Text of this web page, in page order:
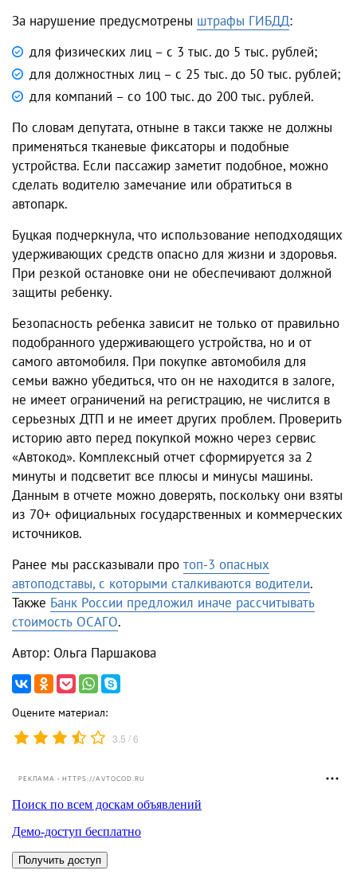
За нарушение предусмотрены штрафы ГИБДД:
для физических лиц – с 3 тыс. до 5 тыс. рублей;
для должностных лиц – с 25 тыс. до 50 тыс. рублей;
для компаний – со 100 тыс. до 200 тыс. рублей.
По словам депутата, отныне в такси также не должны
применяться тканевые фиксаторы и подобные
устройства. Если пассажир заметит подобное, можно
сделать водителю замечание или обратиться в
автопарк.
Буцкая подчеркнула, что использование неподходящих
удерживающих средств опасно для жизни и здоровья.
При резкой остановке они не обеспечивают должной
защиты ребенку.
Безопасность ребенка зависит не только от правильно
подобранного удерживающего устройства, но и от
самого автомобиля. При покупке автомобиля для
семьи важно убедиться, что он не находится в залоге,
не имеет ограничений на регистрацию, не числится в
серьезных ДТП и не имеет других проблем. Проверить
историю авто перед покупкой можно через сервис
«Автокод». Комплексный отчет сформируется за 2
минуты и подсветит все плюсы и минусы машины.
Данным в отчете можно доверять, поскольку они взяты
из 70+ официальных государственных и коммерческих
источников.
Ранее мы рассказывали про топ-3 опасных
автоподставы, с которыми сталкиваются водители.
Также Банк России предложил иначе рассчитывать
стоимость ОСАГО.
Автор: Ольга Паршакова
Оцените материал:
3.5 /6
РЕКЛАМА • HTTPS://AVTOCOD.RU